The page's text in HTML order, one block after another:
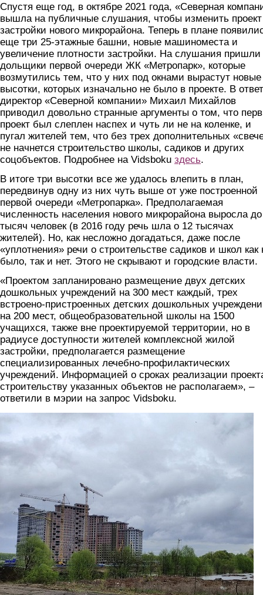
Спустя еще год, в октябре 2021 года, «Северная
вышла на публичные слушания, чтобы изменить проект
застройки нового микрорайона. Теперь в плане
еще три 25-этажные башни, новые машиноместа и
увеличение плотности застройки. На слушания пришли
дольщики первой очереди ЖК «Метропарк», которые
возмутились тем, что у них под окнами вырастут новые
высотки, которых изначально не было в проекте. В ответ
директор «Северной компании» Михаил Михайлов
приводил довольно странные аргументы о том, что
проект был слеплен наспех и чуть ли не на коленке, и
пугал жителей тем, что без трех дополнительных
не начнется строительство школы, садиков и других
соцобъектов. Подробнее на Vidsboku здесь.
В итоге три высотки все же удалось влепить в план,
передвинув одну из них чуть выше от уже построенной
первой очереди «Метропарка». Предполагаемая
численность населения нового микрорайона выросла
тысяч человек (в 2016 году речь шла о 12 тысячах
жителей). Но, как несложно догадаться, даже после
«уплотнения» речи о строительстве садиков и школ как
было, так и нет. Этого не скрывают и городские власти.
«Проектом запланировано размещение двух детских
дошкольных учреждений на 300 мест каждый, трех
встроено-пристроенных детских дошкольных
на 200 мест, общеобразовательной школы на 1500
учащихся, также вне проектируемой территории, но в
радиусе доступности жителей комплексной жилой
застройки, предполагается размещение
специализированных лечебно-профилактических
учреждений. Информацией о сроках реализации
строительству указанных объектов не располагаем», –
ответили в мэрии на запрос Vidsboku.